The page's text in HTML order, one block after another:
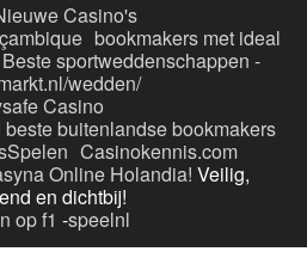
Casino's
bookmakers met ideal
Beste sportweddenschappen -
wedden/
Casino
beste buitenlandse bookmakers
Casinokennis.com
Online Holandia! Veilig,
en dichtbij!
op f1 -speelnl